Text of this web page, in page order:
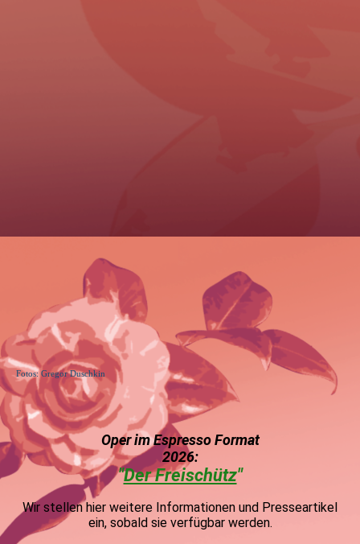
Fotos: Gregor Duschkin
Oper im Espresso Format
2026:
"Der Freischütz"
Wir stellen hier weitere Informationen und Presseartikel
ein, sobald sie verfügbar werden.